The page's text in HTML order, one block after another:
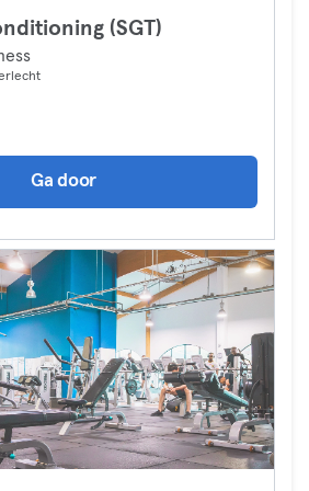
(SGT)
Ga door